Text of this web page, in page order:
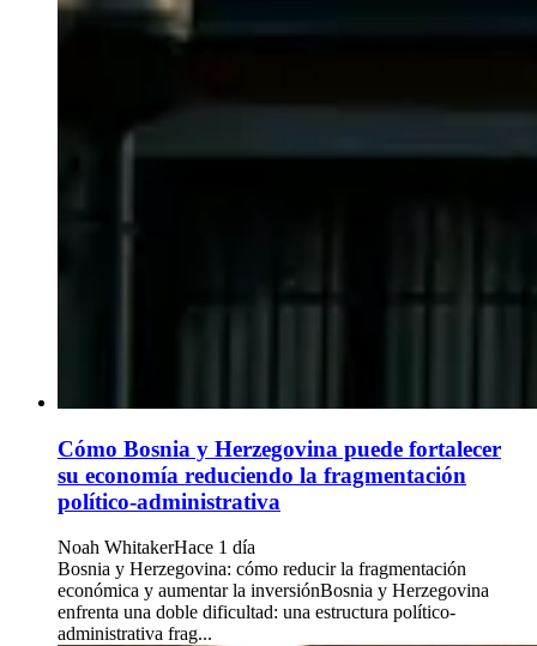
Cómo Bosnia y Herzegovina puede fortalecer
su economía reduciendo la fragmentación
político-administrativa
Noah WhitakerHace 1 día
Bosnia y Herzegovina: cómo reducir la fragmentación
económica y aumentar la inversiónBosnia y Herzegovina
enfrenta una doble dificultad: una estructura político-
administrativa frag...